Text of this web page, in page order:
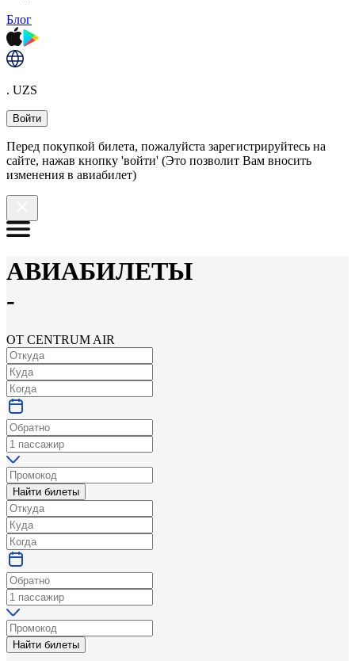
Блог
. UZS
Войти
Перед покупкой билета, пожалуйста зарегистрируйтесь на
сайте, нажав кнопку 'войти' (Это позволит Вам вносить
изменения в авиабилет)
АВИАБИЛЕТЫ
-
ОТ CENTRUM AIR
Найти билеты
Найти билеты